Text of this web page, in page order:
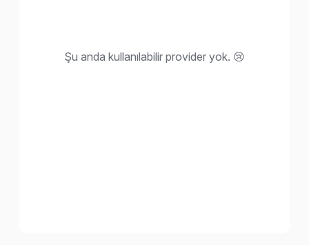
Şu anda kullanılabilir provider yok. 😢